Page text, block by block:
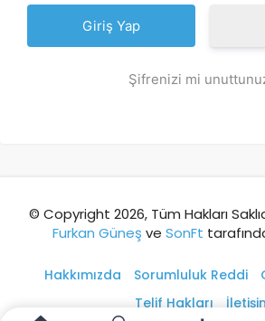
Şifrenizi mi
© Copyright 2026, Tüm Hakları
Furkan Güneş ve SonFt
Hakkımızda Sorumluluk Reddi
Telif Hakları
⭐ Popüler
🏛️ Tarihi 🌿 Doğa
⚡ Kısa
Akıllı rota öner